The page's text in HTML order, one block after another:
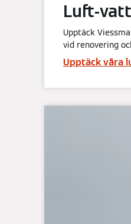
Luft-
Upptäck
vid renovering
Upptäck våra